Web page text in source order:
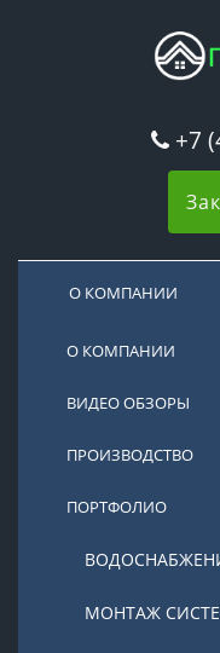
+7
О КОМПАНИИ
О КОМПАНИИ
ВИДЕО ОБЗОРЫ
ПРОИЗВОДСТВО
ПОРТФОЛИО
МОНТАЖ